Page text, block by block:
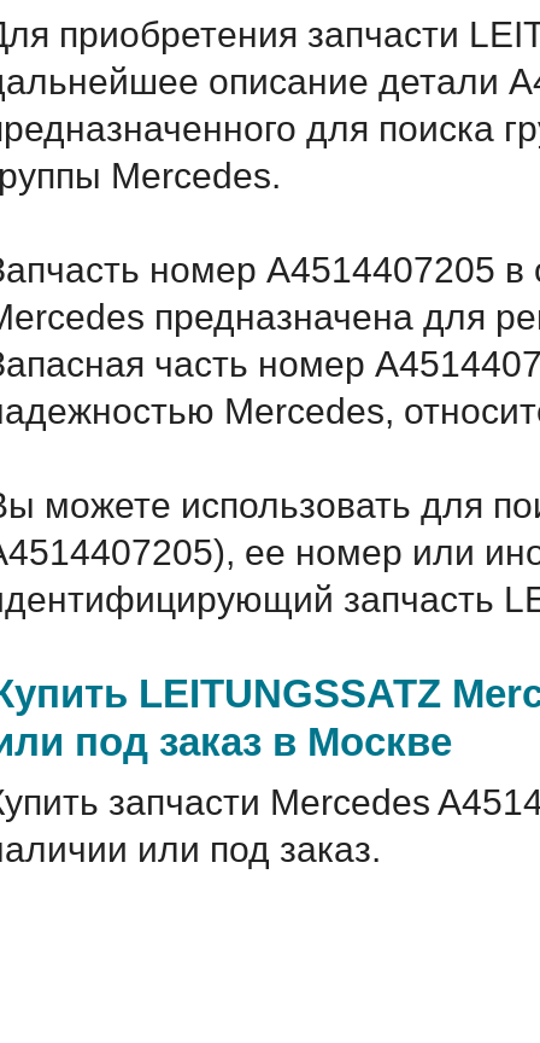
приобретения запчасти
описание детали
для поиска
Mercedes.
номер A4514407205 в
предназначена для
часть номер
Mercedes,
можете использовать для
ее номер или
запчасть
LEITUNGSSATZ
под заказ в Москве
запчасти Mercedes
или под заказ.